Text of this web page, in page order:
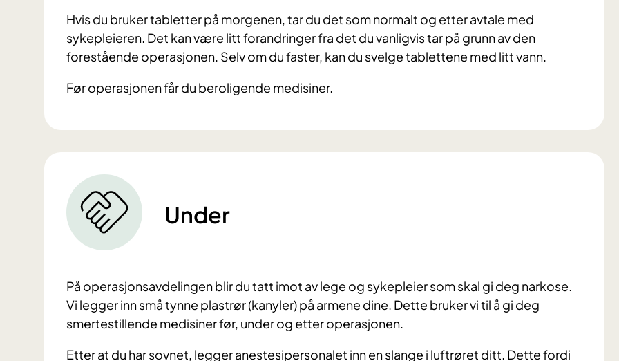
Hvis du bruker tabletter på morgenen, tar du det som normalt og etter avtale med
sykepleieren. Det kan være litt forandringer fra det du vanligvis tar på grunn av den
forestående operasjonen. Selv om du faster, kan du svelge tablettene med litt vann.
Før operasjonen får du beroligende medisiner.
Under
På operasjonsavdelingen blir du tatt imot av lege og sykepleier som skal gi deg narkose.
Vi legger inn små tynne plastrør (kanyler) på armene dine. Dette bruker vi til å gi deg
smertestillende medisiner før, under og etter operasjonen.
Etter at du har sovnet, legger anestesipersonalet inn en slange i luftrøret ditt. Dette fordi